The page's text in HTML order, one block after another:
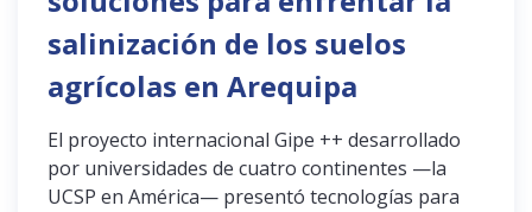
salinización de los suelos
agrícolas en Arequipa
El proyecto internacional Gipe ++ desarrollado
por universidades de cuatro continentes —la
UCSP en América— presentó tecnologías para